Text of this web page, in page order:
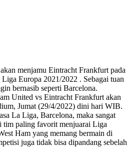
menjamu Eintracht Frankfurt pada
Europa 2021/2022 . Sebagai tuan
bernasib seperti Barcelona.
United vs Eintracht Frankfurt akan
Jumat (29/4/2022) dini hari WIB.
La Liga, Barcelona, maka sangat
tim paling favorit menjuarai Liga
Ham yang memang bermain di
juga tidak bisa dipandang sebelah